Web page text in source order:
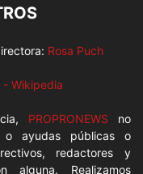
Rosa Puch
- Wikipedia
PROPRONEWS no
o ayudas públicas o
redactores y
alguna. Realizamos